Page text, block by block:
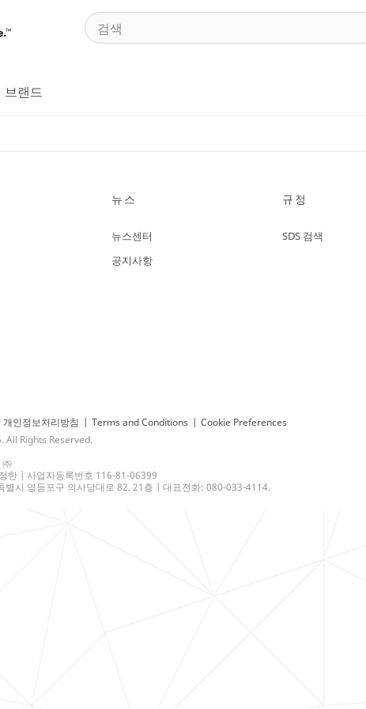
브랜드
뉴스
뉴스센터
공지사항
규정
SDS 검색
개인정보처리방침 | Terms and Conditions | Cookie Preferences
All Rights Reserved.
㈜
한 | 사업자등록번호 116-81-06399
별시 영등포구 의사당대로 82, 21층 | 대표전화: 080-033-4114.